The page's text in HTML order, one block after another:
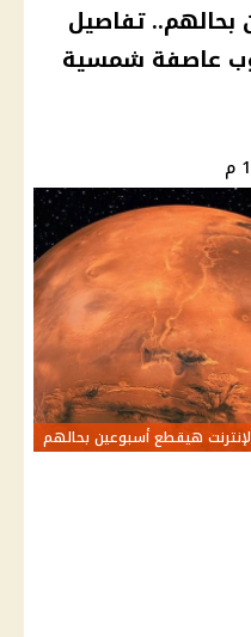
بحالهم.. تفاصيل
عاصفة شمسية
هيقطع أسبوعين بحالهم